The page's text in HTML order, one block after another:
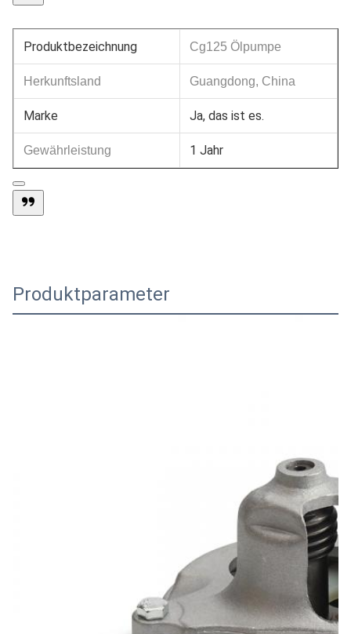
Produktbezeichnung Cg125 Ölpumpe
Herkunftsland Guangdong, China
Marke Ja, das ist es.
Gewährleistung 1 Jahr
Produktparameter